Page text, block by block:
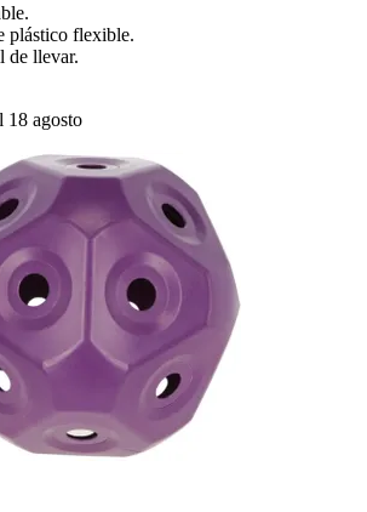
plástico flexible.
de llevar.
18 agosto